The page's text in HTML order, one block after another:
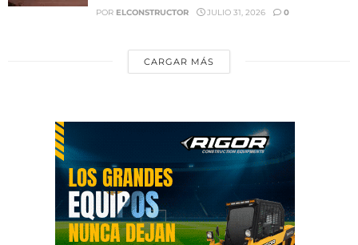
POR ELCONSTRUCTOR JULIO 31, 2026 0
CARGAR MÁS